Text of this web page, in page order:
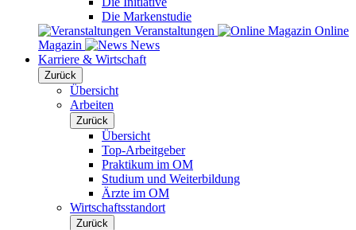
Die Markenstudie
Veranstaltungen
Online
Magazin
News
Karriere & Wirtschaft
Zurück
Übersicht
Arbeiten
Zurück
Übersicht
Top-Arbeitgeber
Praktikum im OM
Studium und Weiterbildung
Ärzte im OM
Wirtschaftsstandort
Zurück